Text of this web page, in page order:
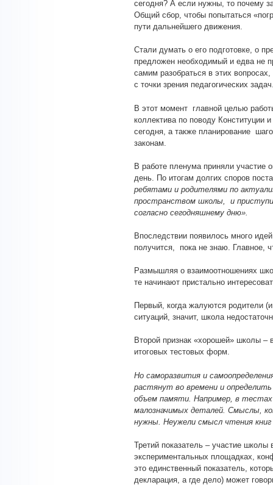
сегодня? А если нужны, то почему
Общий сбор, чтобы попытаться
пути дальнейшего движения.
Стали думать о его подготовке, о
предложен необходимый и едва не
самим разобраться в этих
с точки зрения педагогических
В этот момент главной целью
коллектива по поводу Конституции
сегодня, а также планирование
законам.
В работе пленума приняли участие
день. По итогам долгих споров
ребятами и родителями по
пространством школы, и
согласно сегодняшнему дню».
Впоследствии появилось много
получится, пока не знаю. Главное,
Размышляя о взаимоотношениях
те начинают пристально
Первый, когда жалуются родители
ситуаций, значит, школа
Второй признак «хорошей» школы –
итоговых тестовых форм.
Но саморазвития и
растянут во времени и
объем памяти. Например, в
малозначимых деталей. Смыслы,
нужны. Неужели смысл чтения
Третий показатель – участие
экспериментальных площадках,
это единственный показатель,
декларация, а где дело) может